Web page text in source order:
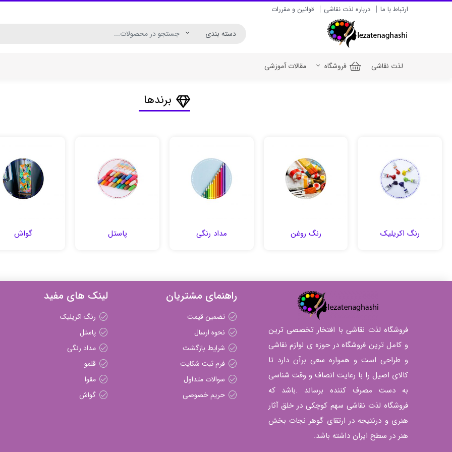
ارتباط با ما درباره لذت نقاشی قوانین و مقررات
لذت نقاشی فروشگاه
رنگ اکریلیک برای چوب
مقالات آموزشی
برندها
رنگ اکریلیک رنگ روغن مداد رنگی پاستل گواش
فروشگاه لذت نقاشی با افتخار تخصصی ترین
و کامل ترین فروشگاه در حوزه ی لوازم نقاشی
و طراحی است و همواره سعی برآن دارد تا
کالای اصیل را با رعایت انصاف و وقت شناسی
به دست مصرف کننده برساند .باشد که
فروشگاه لذت نقاشی سهم کوچکی در خلق آثار
هنری و درنتیجه در ارتقای گوهر نجات بخش
هنر در سطح ایران داشته باشد.
راهنمای مشتریان
تضمین قیمت
نحوه ارسال
شرایط بازگشت
فرم ثبت شکایت
سوالات متداول
حریم خصوصی
لینک های مفید
رنگ اکریلیک
پاستل
مداد رنگی
قلمو
مقوا
گواش